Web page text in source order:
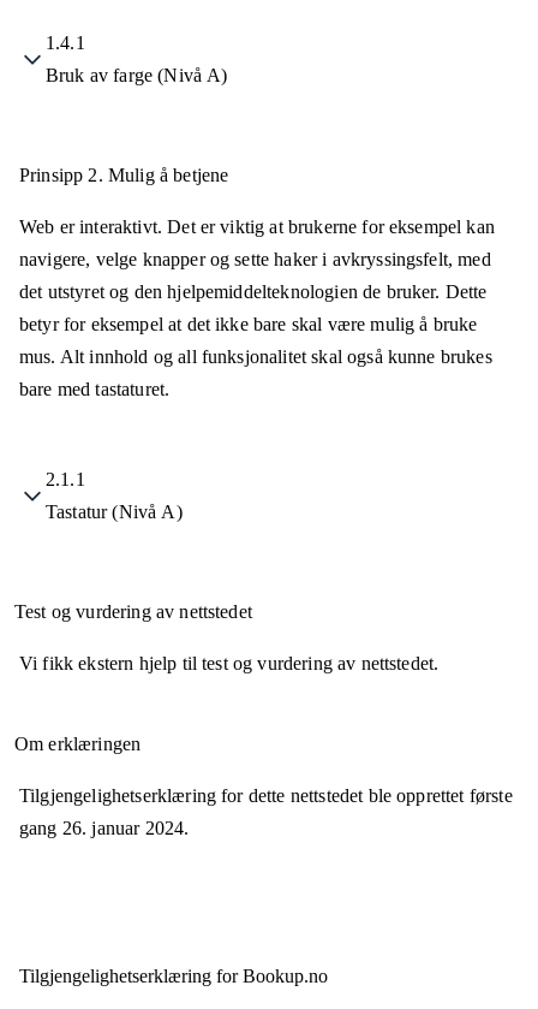
1.4.1
Bruk av farge (Nivå A)
Prinsipp 2. Mulig å betjene
Web er interaktivt. Det er viktig at brukerne for eksempel kan
navigere, velge knapper og sette haker i avkryssingsfelt, med
det utstyret og den hjelpemiddelteknologien de bruker. Dette
betyr for eksempel at det ikke bare skal være mulig å bruke
mus. Alt innhold og all funksjonalitet skal også kunne brukes
bare med tastaturet.
2.1.1
Tastatur (Nivå A)
Test og vurdering av nettstedet
Vi fikk ekstern hjelp til test og vurdering av nettstedet.
Om erklæringen
Tilgjengelighetserklæring for dette nettstedet ble opprettet første
gang 26. januar 2024.
Tilgjengelighets­erklæring forBookup.no